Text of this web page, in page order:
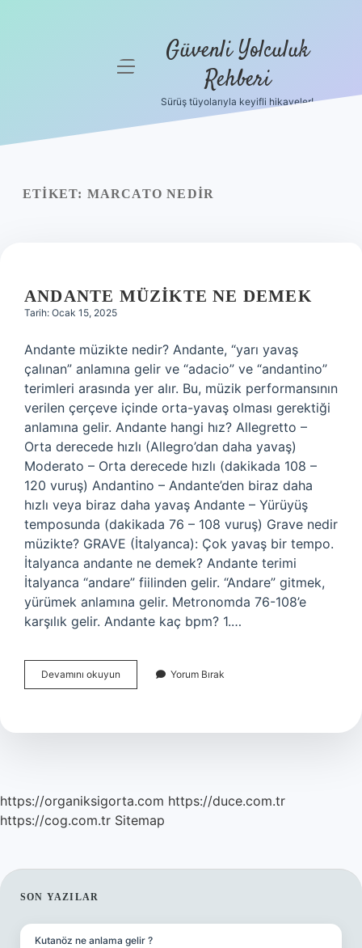
menüyü Güvenli Yolculuk
Rehberi
Sürüş tüyolarıyla keyifli hikayeler!
ETIKET: MARCATO NEDIR
ANDANTE MÜZIKTE NE DEMEK
Tarih: Ocak 15, 2025
Andante müzikte nedir? Andante, “yarı yavaş
çalınan” anlamına gelir ve “adacio” ve “andantino”
terimleri arasında yer alır. Bu, müzik performansının
verilen çerçeve içinde orta-yavaş olması gerektiği
anlamına gelir. Andante hangi hız? Allegretto –
Orta derecede hızlı (Allegro’dan daha yavaş)
Moderato – Orta derecede hızlı (dakikada 108 –
120 vuruş) Andantino – Andante’den biraz daha
hızlı veya biraz daha yavaş Andante – Yürüyüş
temposunda (dakikada 76 – 108 vuruş) Grave nedir
müzikte? GRAVE (İtalyanca): Çok yavaş bir tempo.
İtalyanca andante ne demek? Andante terimi
İtalyanca “andare” fiilinden gelir. “Andare” gitmek,
yürümek anlamına gelir. Metronomda 76-108’e
karşılık gelir. Andante kaç bpm? 1.…
Devamını okuyun Andante
Müzikte
Yorum Bırak
https://organiksigorta.com https://duce.com.tr
https://cog.com.tr Sitemap
SIDEBAR
SON YAZILAR
Kutanöz ne anlama gelir ?